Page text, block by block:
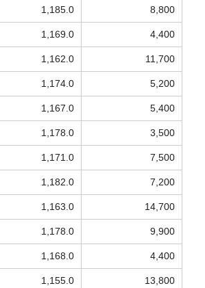
1,185.0 8,800
1,169.0 4,400
1,162.0 11,700
1,174.0 5,200
1,167.0 5,400
1,178.0 3,500
1,171.0 7,500
1,182.0 7,200
1,163.0 14,700
1,178.0 9,900
1,168.0 4,400
1,155.0 13,800